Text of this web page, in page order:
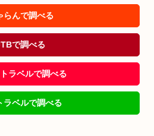
らんで調べる
で調べる
ラベルで調べる
ラベルで調べる